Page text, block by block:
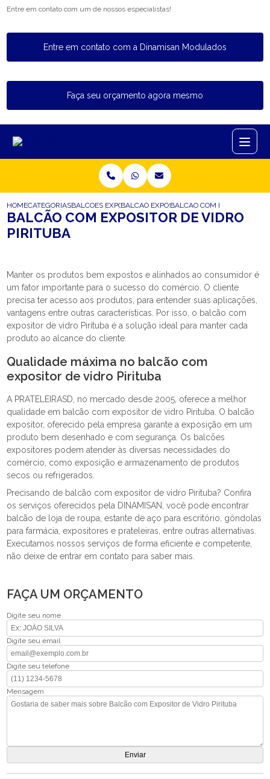
Entre em contato com um de nossos especialistas!
Entre em contato com a Dinamisan Modulados
Faça seu orçamento agora mesmo
HOMECATEGORIASBALCOES EXPOSITORESBALCAO EXPOSITOR PARA LOJA
BALCAO COM EXPOSITOR
BALCÃO COM EXPOSITOR DE VIDRO
PIRITUBA
Manter os produtos bem expostos e alinhados ao consumidor é
um fator importante para o sucesso do comércio. O cliente
precisa ter acesso aos produtos, para entender suas aplicações,
vantagens entre outras características. Por isso, o balcão com
expositor de vidro Pirituba é a solução ideal para manter cada
produto ao alcance do cliente.
Qualidade máxima no balcão com
expositor de vidro Pirituba
A PRATELEIRASD, no mercado desde 2005, oferece a melhor
qualidade em balcão com expositor de vidro Pirituba. O balcão
expositor, oferecido pela empresa garante a exposição em um
produto bem desenhado e com segurança. Os balcões
expositores podem atender às diversas necessidades do
comércio, como exposição e armazenamento de produtos
secos ou refrigerados.
Precisando de balcão com expositor de vidro Pirituba? Confira
os serviços oferecidos pela DINAMISAN, você pode encontrar
balcão de loja de roupa, estante de aço para escritório, gôndolas
para farmácia, expositores e prateleiras, entre outras alternativas.
Executamos nossos serviços de forma eficiente e competente,
não deixe de entrar em contato para saber mais.
FAÇA UM ORÇAMENTO
Digite seu nome
Digite seu email
Digite seu telefone
Mensagem